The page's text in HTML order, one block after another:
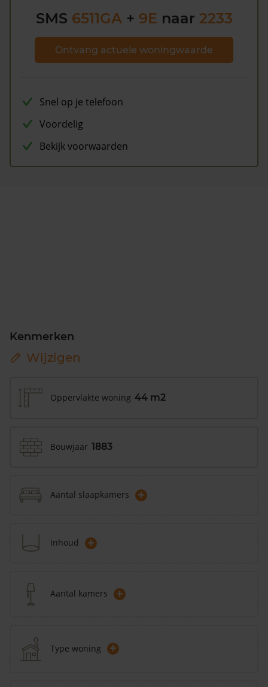
SMS 6511GA+ 9E naar 2233
Ontvang actuele woningwaarde
Snel op je telefoon
Voordelig
Bekijk voorwaarden
Kenmerken
Wijzigen
Oppervlakte woning 44 m2
Bouwjaar 1883
Aantal slaapkamers +
Inhoud +
Aantal kamers +
Type woning +